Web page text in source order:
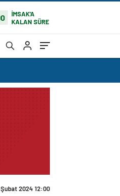
İMSAK'A
KALAN SÜRE
2024 12:00